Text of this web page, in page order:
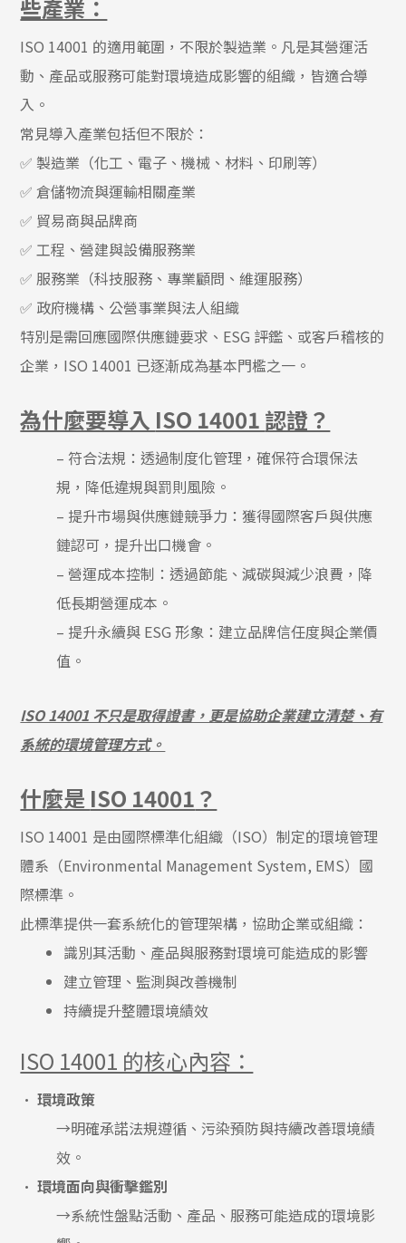
些產業：
ISO 14001 的適用範圍，不限於製造業。凡是其營運活
動、產品或服務可能對環境造成影響的組織，皆適合導
入。
常見導入產業包括但不限於：
✅ 製造業（化工、電子、機械、材料、印刷等）
✅ 倉儲物流與運輸相關產業
✅ 貿易商與品牌商
✅ 工程、營建與設備服務業
✅ 服務業（科技服務、專業顧問、維運服務）
✅ 政府機構、公營事業與法人組織
特別是需回應國際供應鏈要求、ESG 評鑑、或客戶稽核的
企業，ISO 14001 已逐漸成為基本門檻之一。
為什麼要導入 ISO 14001 認證？
– 符合法規：透過制度化管理，確保符合環保法
規，降低違規與罰則風險。
– 提升市場與供應鏈競爭力：獲得國際客戶與供應
鏈認可，提升出口機會。
– 營運成本控制：透過節能、減碳與減少浪費，降
低長期營運成本。
– 提升永續與 ESG 形象：建立品牌信任度與企業價
值。
ISO 14001 不只是取得證書，更是協助企業建立清楚、有
系統的環境管理方式。
什麼是 ISO 14001 ？
ISO 14001 是由國際標準化組織（ISO）制定的環境管理
體系（Environmental Management System, EMS）國
際標準。
此標準提供一套系統化的管理架構，協助企業或組織：
識別其活動、產品與服務對環境可能造成的影響
建立管理、監測與改善機制
持續提升整體環境績效
ISO 14001 的核心內容：
•環境政策
→明確承諾法規遵循、污染預防與持續改善環境績
效。
•環境面向與衝擊鑑別
→系統性盤點活動、產品、服務可能造成的環境影